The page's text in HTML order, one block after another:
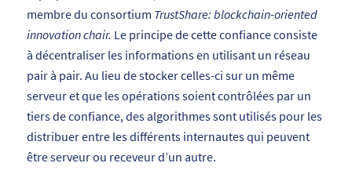
membre du consortium TrustShare: blockchain-oriented
innovation chair. Le principe de cette confiance consiste
à décentraliser les informations en utilisant un réseau
pair à pair. Au lieu de stocker celles-ci sur un même
serveur et que les opérations soient contrôlées par un
tiers de confiance, des algorithmes sont utilisés pour les
distribuer entre les différents internautes qui peuvent
être serveur ou receveur d’un autre.